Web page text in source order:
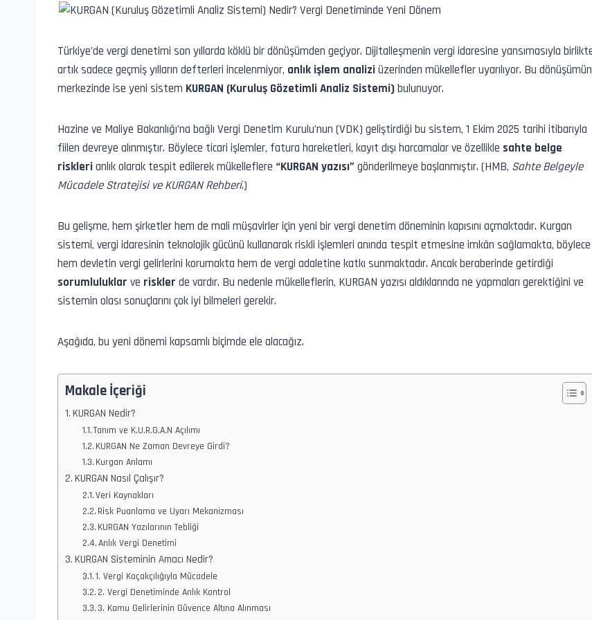
Türkiye’de vergi denetimi son yıllarda köklü bir dönüşümden geçiyor. Dijitalleşmenin vergi idaresine yansımasıyla
artık sadece geçmiş yılların defterleri incelenmiyor, anlık işlem analiziüzerinden mükellefler uyarılıyor. Bu dönüşümün
merkezinde ise yeni sistem KURGAN (Kuruluş Gözetimli Analiz Sistemi)bulunuyor.
Hazine ve Maliye Bakanlığı’na bağlı Vergi Denetim Kurulu’nun (VDK) geliştirdiği bu sistem, 1 Ekim 2025 tarihi itibarıyla
fiilen devreye alınmıştır. Böylece ticari işlemler, fatura hareketleri, kayıt dışı harcamalar ve özellikle sahte belge
risklerianlık olarak tespit edilerek mükelleflere “KURGAN yazısı” gönderilmeye başlanmıştır. (HMB, Sahte Belgeyle
Mücadele Stratejisi ve KURGAN Rehberi.)
Bu gelişme, hem şirketler hem de mali müşavirler için yeni bir vergi denetim döneminin kapısını açmaktadır. Kurgan
sistemi, vergi idaresinin teknolojik gücünü kullanarak riskli işlemleri anında tespit etmesine imkân sağlamakta, böylece
hem devletin vergi gelirlerini korumakta hem de vergi adaletine katkı sunmaktadır. Ancak beraberinde getirdiği
sorumluluklar ve riskler de vardır. Bu nedenle mükelleflerin, KURGAN yazısı aldıklarında ne yapmaları gerektiğini ve
sistemin olası sonuçlarını çok iyi bilmeleri gerekir.
Aşağıda, bu yeni dönemi kapsamlı biçimde ele alacağız.
Makale İçeriği
KURGAN Nedir?
Tanım ve K.U.R.G.A.N Açılımı
KURGAN Ne Zaman Devreye Girdi?
Kurgan Anlamı
KURGAN Nasıl Çalışır?
Veri Kaynakları
Risk Puanlama ve Uyarı Mekanizması
KURGAN Yazılarının Tebliği
Anlık Vergi Denetimi
KURGAN Sisteminin Amacı Nedir?
1. Vergi Kaçakçılığıyla Mücadele
2. Vergi Denetiminde Anlık Kontrol
3. Kamu Gelirlerinin Güvence Altına Alınması